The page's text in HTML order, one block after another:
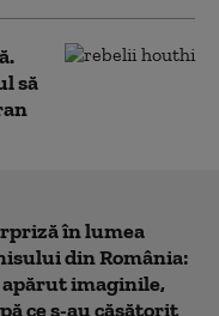
să
în lumea
din România:
apărut imaginile,
ce s-au căsătorit